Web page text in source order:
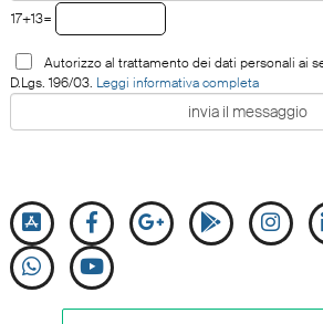
17+13=
Autorizzo al trattamento dei dati personali ai
D.Lgs. 196/03. Leggi informativa completa